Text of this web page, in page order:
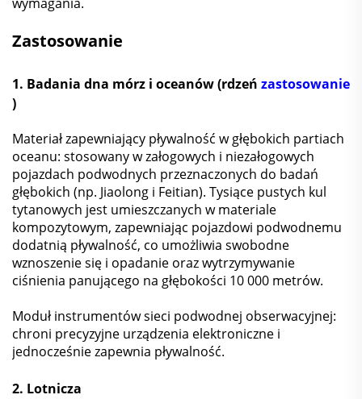
Zastosowanie
1. Badania dna mórz i oceanów (rdzeń zastosowanie
)
Materiał zapewniający pływalność w głębokich partiach
oceanu: stosowany w załogowych i niezałogowych
pojazdach podwodnych przeznaczonych do badań
głębokich (np. Jiaolong i Feitian). Tysiące pustych kul
tytanowych jest umieszczanych w materiale
kompozytowym, zapewniając pojazdowi podwodnemu
dodatnią pływalność, co umożliwia swobodne
wznoszenie się i opadanie oraz wytrzymywanie
ciśnienia panującego na głębokości 10 000 metrów.
Moduł instrumentów sieci podwodnej obserwacyjnej:
chroni precyzyjne urządzenia elektroniczne i
jednocześnie zapewnia pływalność.
2. Lotnicza